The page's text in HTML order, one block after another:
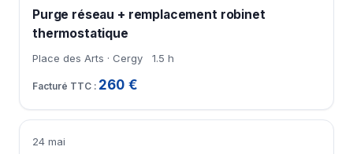
Purge réseau + remplacement robinet
thermostatique
Place des Arts · Cergy 1.5 h
260 €
24 mai